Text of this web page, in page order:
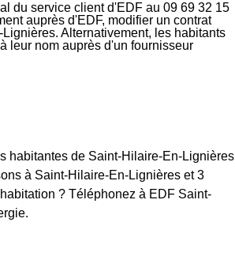
du service client d'EDF au 09 69 32 15
auprès d'EDF, modifier un contrat
Alternativement, les habitants
leur nom auprès d'un fournisseur
habitantes de Saint-Hilaire-En-Lignières
à Saint-Hilaire-En-Lignières et 3
? Téléphonez à EDF Saint-